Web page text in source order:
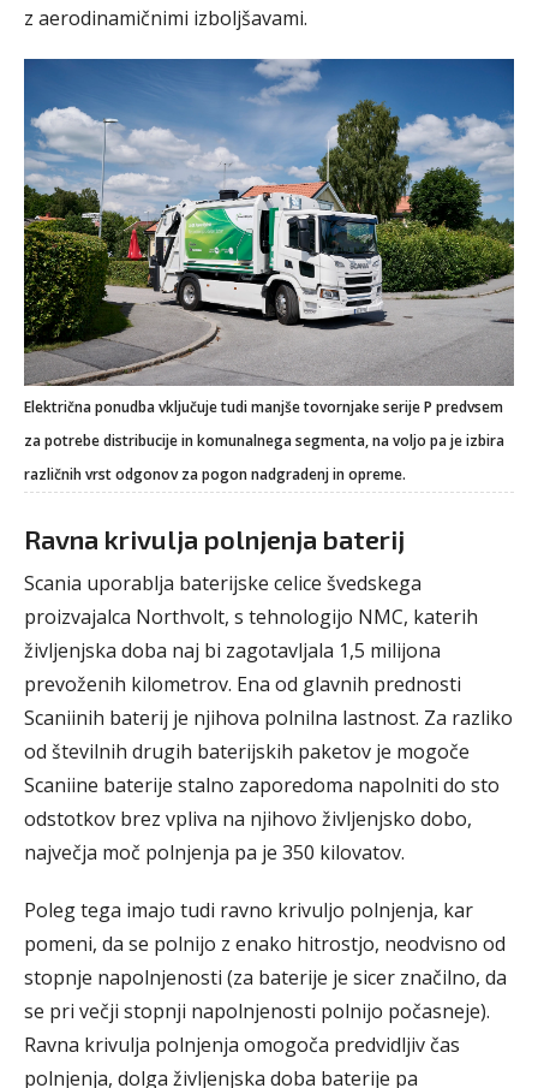
z aerodinamičnimi izboljšavami.
Električna ponudba vključuje tudi manjše tovornjake serije P predvsem
za potrebe distribucije in komunalnega segmenta, na voljo pa je izbira
različnih vrst odgonov za pogon nadgradenj in opreme.
Ravna krivulja polnjenja baterij
Scania uporablja baterijske celice švedskega
proizvajalca Northvolt, s tehnologijo NMC, katerih
življenjska doba naj bi zagotavljala 1,5 milijona
prevoženih kilometrov. Ena od glavnih prednosti
Scaniinih baterij je njihova polnilna lastnost. Za razliko
od številnih drugih baterijskih paketov je mogoče
Scaniine baterije stalno zaporedoma napolniti do sto
odstotkov brez vpliva na njihovo življenjsko dobo,
največja moč polnjenja pa je 350 kilovatov.
Poleg tega imajo tudi ravno krivuljo polnjenja, kar
pomeni, da se polnijo z enako hitrostjo, neodvisno od
stopnje napolnjenosti (za baterije je sicer značilno, da
se pri večji stopnji napolnjenosti polnijo počasneje).
Ravna krivulja polnjenja omogoča predvidljiv čas
polnjenja, dolga življenjska doba baterije pa